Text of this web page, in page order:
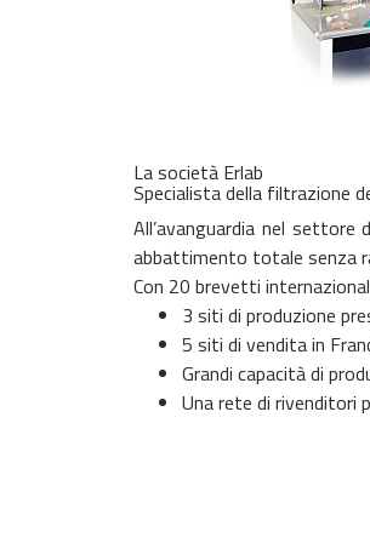
La società Erlab
Specialista della filtrazione
All’avanguardia nel settore
abbattimento totale senza
Con 20 brevetti
3 siti di produzione
5 siti di vendita in
Grandi capacità di
Una rete di rivenditori